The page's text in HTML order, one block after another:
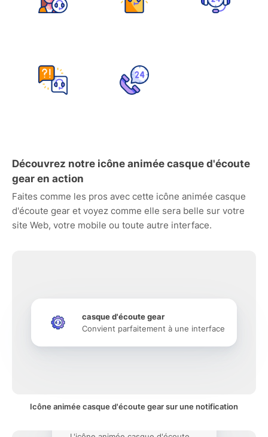
Découvrez notre icône animée casque d'écoute
gear en action
Faites comme les pros avec cette icône animée casque
d'écoute gear et voyez comme elle sera belle sur votre
site Web, votre mobile ou toute autre interface.
casque d'écoute gear
Convient parfaitement à une interface
Icône animée casque d'écoute gear sur une notification